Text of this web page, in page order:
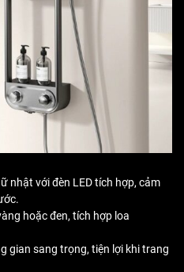
nhật với đèn LED tích hợp, cảm
hoặc đen, tích hợp loa
gian sang trọng, tiện lợi khi trang